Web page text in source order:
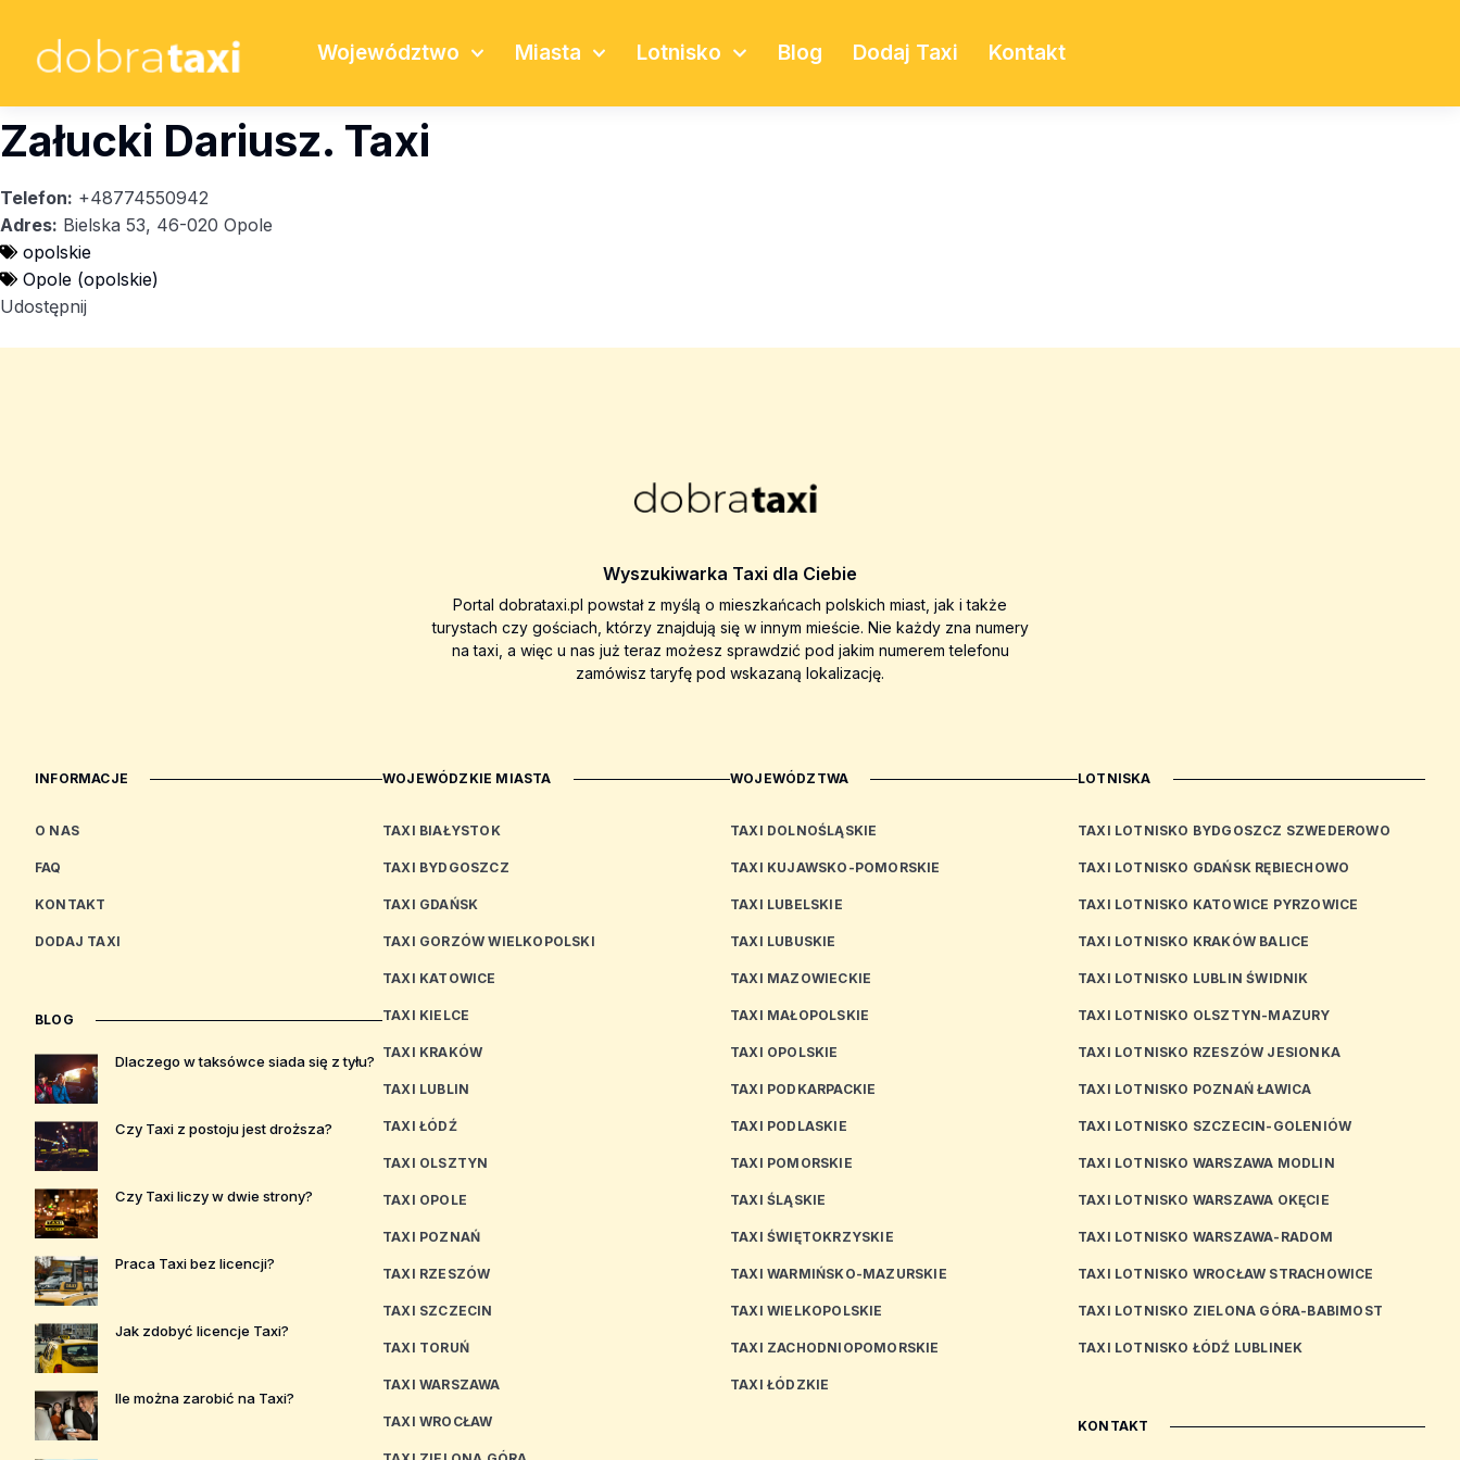
Województwo Miasta Lotnisko Blog Dodaj Taxi Kontakt
Załucki Dariusz. Taxi
Telefon: +48774550942
Adres: Bielska 53, 46-020 Opole
opolskie
Opole (opolskie)
Udostępnij
Wyszukiwarka Taxi dla Ciebie
Portal dobrataxi.pl powstał z myślą o mieszkańcach polskich miast, jak i także
turystach czy gościach, którzy znajdują się w innym mieście. Nie każdy zna numery
na taxi, a więc u nas już teraz możesz sprawdzić pod jakim numerem telefonu
zamówisz taryfę pod wskazaną lokalizację.
INFORMACJE
O NAS
FAQ
KONTAKT
DODAJ TAXI
BLOG
Dlaczego w taksówce siada się z tyłu?
Czy Taxi z postoju jest droższa?
Czy Taxi liczy w dwie strony?
Praca Taxi bez licencji?
Jak zdobyć licencje Taxi?
Ile można zarobić na Taxi?
WOJEWÓDZKIE MIASTA
TAXI BIAŁYSTOK
TAXI BYDGOSZCZ
TAXI GDAŃSK
TAXI GORZÓW WIELKOPOLSKI
TAXI KATOWICE
TAXI KIELCE
TAXI KRAKÓW
TAXI LUBLIN
TAXI ŁÓDŹ
TAXI OLSZTYN
TAXI OPOLE
TAXI POZNAŃ
TAXI RZESZÓW
TAXI SZCZECIN
TAXI TORUŃ
TAXI WARSZAWA
TAXI WROCŁAW
WOJEWÓDZTWA
TAXI DOLNOŚLĄSKIE
TAXI KUJAWSKO-POMORSKIE
TAXI LUBELSKIE
TAXI LUBUSKIE
TAXI MAZOWIECKIE
TAXI MAŁOPOLSKIE
TAXI OPOLSKIE
TAXI PODKARPACKIE
TAXI PODLASKIE
TAXI POMORSKIE
TAXI ŚLĄSKIE
TAXI ŚWIĘTOKRZYSKIE
TAXI WARMIŃSKO-MAZURSKIE
TAXI WIELKOPOLSKIE
TAXI ZACHODNIOPOMORSKIE
TAXI ŁÓDZKIE
LOTNISKA
TAXI LOTNISKO BYDGOSZCZ SZWEDEROWO
TAXI LOTNISKO GDAŃSK RĘBIECHOWO
TAXI LOTNISKO KATOWICE PYRZOWICE
TAXI LOTNISKO KRAKÓW BALICE
TAXI LOTNISKO LUBLIN ŚWIDNIK
TAXI LOTNISKO OLSZTYN-MAZURY
TAXI LOTNISKO RZESZÓW JESIONKA
TAXI LOTNISKO POZNAŃ ŁAWICA
TAXI LOTNISKO SZCZECIN-GOLENIÓW
TAXI LOTNISKO WARSZAWA MODLIN
TAXI LOTNISKO WARSZAWA OKĘCIE
TAXI LOTNISKO WARSZAWA-RADOM
TAXI LOTNISKO WROCŁAW STRACHOWICE
TAXI LOTNISKO ZIELONA GÓRA-BABIMOST
TAXI LOTNISKO ŁÓDŹ LUBLINEK
KONTAKT